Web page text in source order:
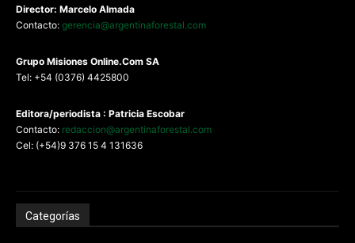
Director: Marcelo Almada
Contacto: gerencia@argentinaforestal.com
Grupo Misiones Online.Com SA
Tel: +54 (0376) 4425800
Editora/periodista : Patricia Escobar
Contacto: redaccion@argentinaforestal.com
Cel: (+54)9 376 15 4 131636
Categorías